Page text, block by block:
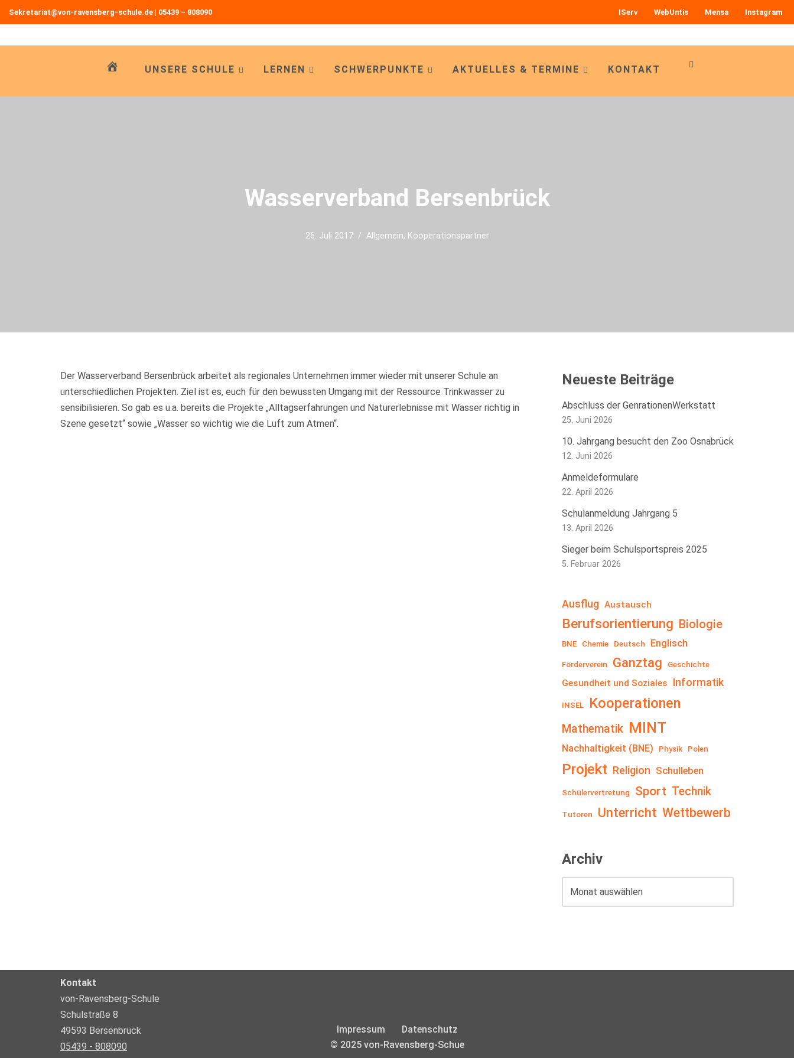
Inhalt
Sekretariat@von-ravensberg-schule.de | 05439 – 808090 IServ WebUntis Mensa Instagram
UNSERE SCHULE LERNEN SCHWERPUNKTE AKTUELLES & TERMINE KONTAKT
Wasserverband Bersenbrück
26. Juli 2017 Allgemein, Kooperationspartner
Der Wasserverband Bersenbrück arbeitet als regionales Unternehmen immer wieder mit unserer Schule an
unterschiedlichen Projekten. Ziel ist es, euch für den bewussten Umgang mit der Ressource Trinkwasser zu
sensibilisieren. So gab es u.a. bereits die Projekte „Alltagserfahrungen und Naturerlebnisse mit Wasser richtig in
Szene gesetzt“ sowie „Wasser so wichtig wie die Luft zum Atmen“.
Neueste Beiträge
Abschluss der GenrationenWerkstatt
25. Juni 2026
10. Jahrgang besucht den Zoo Osnabrück
12. Juni 2026
Anmeldeformulare
22. April 2026
Schulanmeldung Jahrgang 5
13. April 2026
Sieger beim Schulsportspreis 2025
5. Februar 2026
Ausflug Austausch
Berufsorientierung Biologie
BNE Chemie Deutsch Englisch
Förderverein Ganztag Geschichte
Gesundheit und Soziales Informatik
INSEL Kooperationen
Mathematik MINT
Nachhaltigkeit (BNE) Physik Polen
Projekt Religion Schulleben
Schülervertretung Sport Technik
Tutoren Unterricht Wettbewerb
Archiv
Kontakt
von-Ravensberg-Schule
Schulstraße 8
49593 Bersenbrück
05439 - 808090
Impressum
Datenschutz
© 2025 von-Ravensberg-Schue